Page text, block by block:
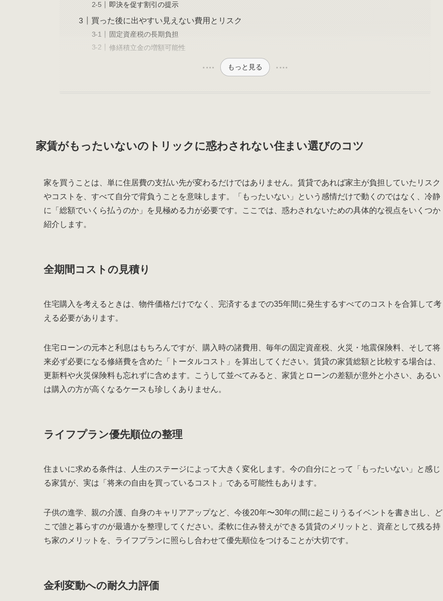
即決を促す割引の提示
買った後に出やすい見えない費用とリスク
固定資産税の長期負担
修繕積立金の増額可能性
もっと見る
家賃がもったいないのトリックに惑わされない住まい選びのコツ
家を買うことは、単に住居費の支払い先が変わるだけではありません。賃貸であれば家主が負担していたリスク
やコストを、すべて自分で背負うことを意味します。「もったいない」という感情だけで動くのではなく、冷静
に「総額でいくら払うのか」を見極める力が必要です。ここでは、惑わされないための具体的な視点をいくつか
紹介します。
全期間コストの見積り
住宅購入を考えるときは、物件価格だけでなく、完済するまでの35年間に発生するすべてのコストを合算して考
える必要があります。
住宅ローンの元本と利息はもちろんですが、購入時の諸費用、毎年の固定資産税、火災・地震保険料、そして将
来必ず必要になる修繕費を含めた「トータルコスト」を算出してください。賃貸の家賃総額と比較する場合は、
更新料や火災保険料も忘れずに含めます。こうして並べてみると、家賃とローンの差額が意外と小さい、あるい
は購入の方が高くなるケースも珍しくありません。
ライフプラン優先順位の整理
住まいに求める条件は、人生のステージによって大きく変化します。今の自分にとって「もったいない」と感じ
る家賃が、実は「将来の自由を買っているコスト」である可能性もあります。
子供の進学、親の介護、自身のキャリアアップなど、今後20年〜30年の間に起こりうるイベントを書き出し、ど
こで誰と暮らすのが最適かを整理してください。柔軟に住み替えができる賃貸のメリットと、資産として残る持
ち家のメリットを、ライフプランに照らし合わせて優先順位をつけることが大切です。
金利変動への耐久力評価